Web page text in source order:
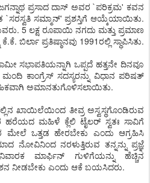
ಪ್ರಸಾದ ದಾಸ್ ಅವರ `ಪರಿಕ್ರಮ' ಕವನ
`ಸರಸ್ವತಿ ಸಮ್ಮಾನ್' ಪ್ರಶಸ್ತಿಗೆ ಆಯ್ಕೆಯಾಯಿತು.
5 ಲಕ್ಷ ರೂಪಾಯಿ ನಗದು ಮತ್ತು ಪ್ರಮಾಣ
ಬಿರ್ಲಾ ಪ್ರತಿಷ್ಠಾನವು 1991ರಲ್ಲಿ ಸ್ಥಾಪಿಸಿತು.
ಸಭಾಪತಿಯನ್ನಾಗಿ ಒಪ್ಪದೆ ಹತ್ತನೇ ದಿನವೂ
ಕಾಂಗ್ರೆಸ್ ಸದಸ್ಯರನ್ನು ವಿಧಾನ ಪರಿಷತ್
ಅಮಾನತುಗೊಳಿಸಲಾಯಿತು.
ಖಾಯಿಲೆಯಿಂದ ತೀವ್ರ ಅಸ್ವಸ್ಥಗೊಂಡಿರುವ
ಹರೆಯದ ಮಹಿಳೆ ಕ್ಲೆಲಿ ಟೈಲರ್ ಸ್ವತಃ ಸಾವಿಗೆ
ಮೇಲೆ ಒತ್ತಡ ಹೇರಬೇಕು ಎಂದು ಆಗ್ರಹಿಸಿ
ನೋವಿನಿಂದ ನರಳುತ್ತಿರುವ ತನ್ನನ್ನು ಪ್ರಜ್ಞೆ
ಮಾರ್ಫಿನ್ ಗುಳಿಗೆಯನ್ನು ಹೆಚ್ಚಿನ
ನೀಡಬೇಕು ಎಂದು ಆಕೆ ಬಯಸಿದರು.